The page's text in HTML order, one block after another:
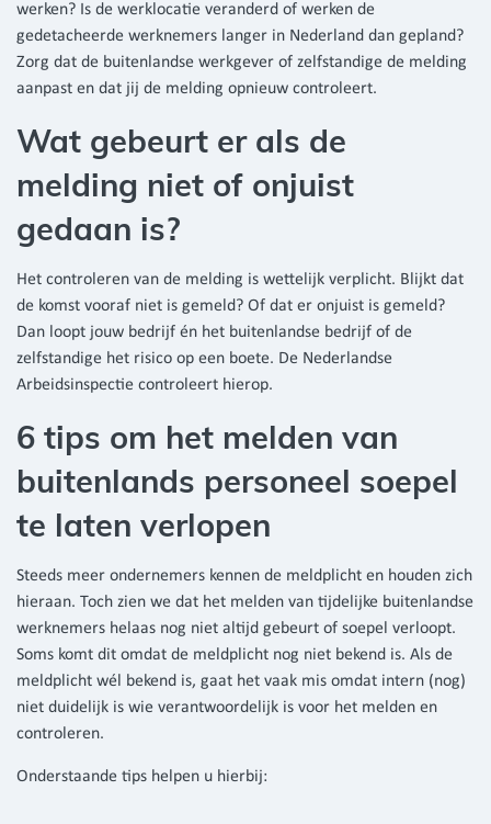
werken? Is de werklocatie veranderd of werken de
gedetacheerde werknemers langer in Nederland dan gepland?
Zorg dat de buitenlandse werkgever of zelfstandige de melding
aanpast en dat jij de melding opnieuw controleert.
Wat gebeurt er als de
melding niet of onjuist
gedaan is?
Het controleren van de melding is wettelijk verplicht. Blijkt dat
de komst vooraf niet is gemeld? Of dat er onjuist is gemeld?
Dan loopt jouw bedrijf én het buitenlandse bedrijf of de
zelfstandige het risico op een boete. De Nederlandse
Arbeidsinspectie controleert hierop.
6 tips om het melden van
buitenlands personeel soepel
te laten verlopen
Steeds meer ondernemers kennen de meldplicht en houden zich
hieraan. Toch zien we dat het melden van tijdelijke buitenlandse
werknemers helaas nog niet altijd gebeurt of soepel verloopt.
Soms komt dit omdat de meldplicht nog niet bekend is. Als de
meldplicht wél bekend is, gaat het vaak mis omdat intern (nog)
niet duidelijk is wie verantwoordelijk is voor het melden en
controleren.
Onderstaande tips helpen u hierbij: